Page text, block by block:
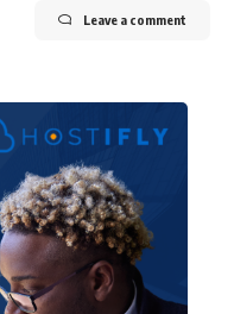
Leave a comment